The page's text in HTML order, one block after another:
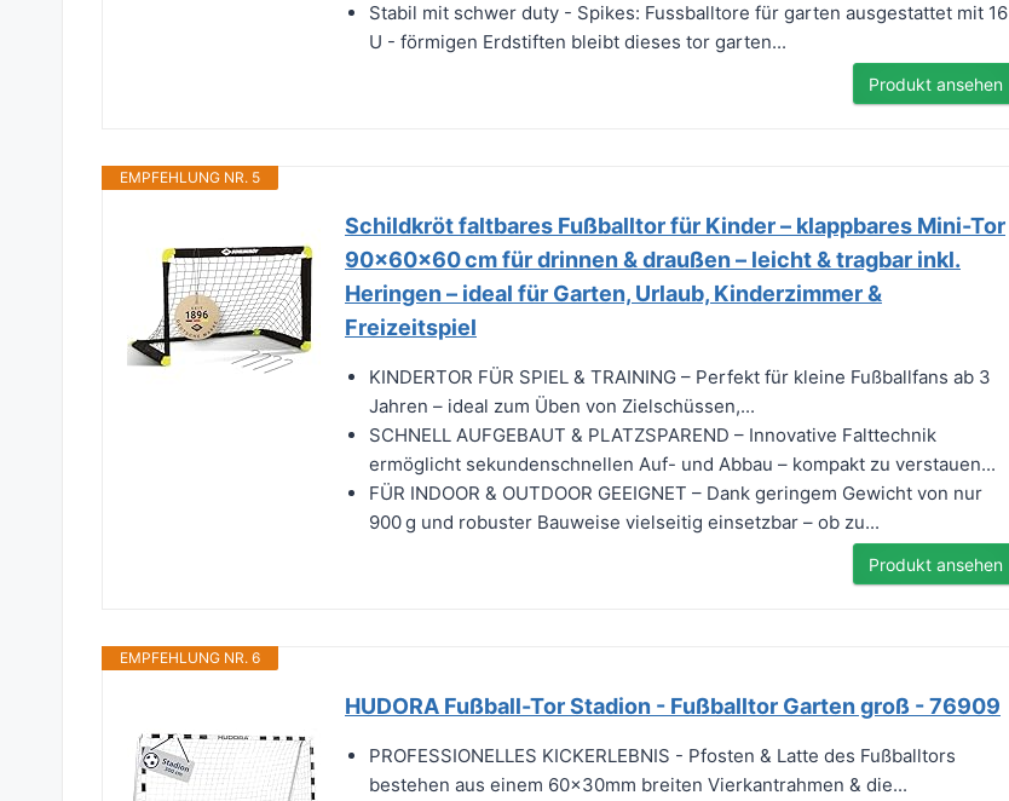
Stabil mit schwer duty - Spikes: Fussballtore für garten ausgestattet mit 16
U - förmigen Erdstiften bleibt dieses tor garten...
Produkt ansehen
EMPFEHLUNG NR. 5
Schildkröt faltbares Fußballtor für Kinder – klappbares Mini-Tor
90×60×60 cm für drinnen & draußen – leicht & tragbar inkl.
Heringen – ideal für Garten, Urlaub, Kinderzimmer &
Freizeitspiel
KINDERTOR FÜR SPIEL & TRAINING – Perfekt für kleine Fußballfans ab 3
Jahren – ideal zum Üben von Zielschüssen,...
SCHNELL AUFGEBAUT & PLATZSPAREND – Innovative Falttechnik
ermöglicht sekundenschnellen Auf- und Abbau – kompakt zu verstauen...
FÜR INDOOR & OUTDOOR GEEIGNET – Dank geringem Gewicht von nur
900 g und robuster Bauweise vielseitig einsetzbar – ob zu...
Produkt ansehen
EMPFEHLUNG NR. 6
HUDORA Fußball-Tor Stadion - Fußballtor Garten groß - 76909
PROFESSIONELLES KICKERLEBNIS - Pfosten & Latte des Fußballtors
bestehen aus einem 60x30mm breiten Vierkantrahmen & die...